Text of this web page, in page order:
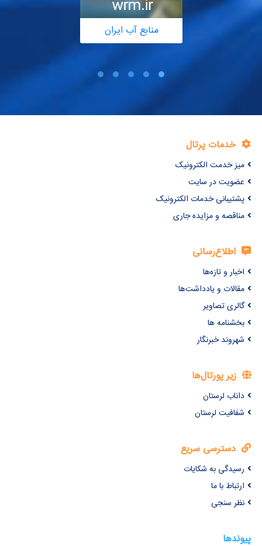
منابع آب ایران
خدمات پرتال
میز خدمت الکترونیک
عضویت در سایت
پشتیبانی خدمات الکترونیک
مناقصه و مزایده جاری
اطلاع‌رسانی
اخبار و تازه‌ها
مقالات و یادداشت‌ها
گالری تصاویر
بخشنامه ها
شهروند خبرنگار
زیر پورتال‌ها
داناب لرستان
شفافیت لرستان
دسترسی سریع
رسیدگی به شکایات
ارتباط با ما
نظر سنجی
پیوندها